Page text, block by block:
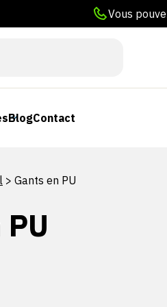
Vous
BlogContact
> Gants en PU